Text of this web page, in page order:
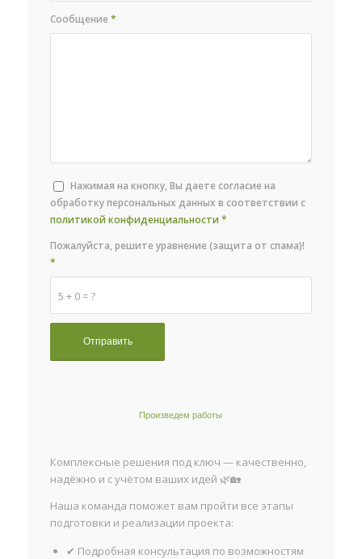
Сообщение*
Нажимая на кнопку, Вы даете согласие на
обработку персональных данных в соответствии с
политикой конфиденциальности *
5 + 0 = ?
Пожалуйста, решите уравнение (защита от спама)!
*
Произведем работы
Комплексные решения под ключ — качественно,
надёжно и с учётом ваших идей 🌿🏡
Наша команда поможет вам пройти все этапы
подготовки и реализации проекта:
✔ Подробная консультация по возможностям